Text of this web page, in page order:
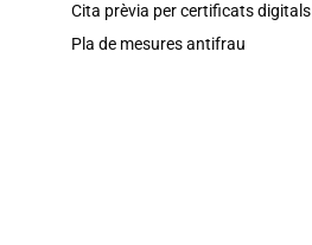
Cita prèvia per certificats digitals
Pla de mesures antifrau